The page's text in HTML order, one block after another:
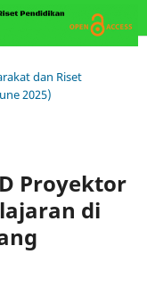
dan Riset
2025)
Proyektor
di